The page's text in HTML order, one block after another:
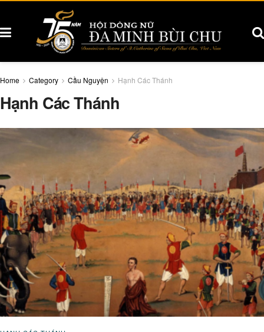
Home Category Cầu Nguyện Hạnh Các Thánh
Hạnh Các Thánh